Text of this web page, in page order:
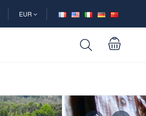
EUR